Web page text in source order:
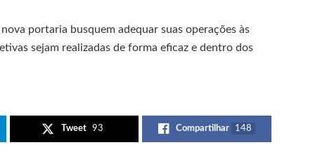
portaria busquem adequar suas operações às
sejam realizadas de forma eficaz e dentro dos
Tweet 93 Compartilhar 148